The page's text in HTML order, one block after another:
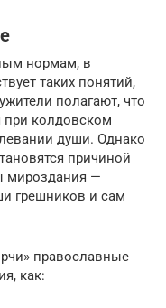
нормам, в
таких понятий,
полагают, что
колдовском
души. Однако
причиной
мироздания —
грешников и сам
православные
как: